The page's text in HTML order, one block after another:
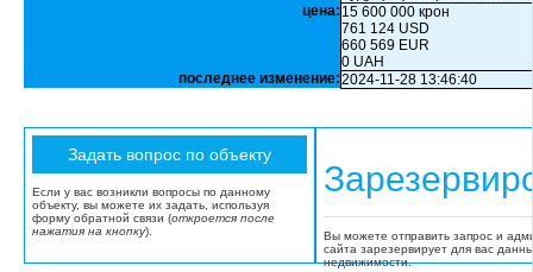
цена: 15 600 000 крон
761 124 USD
660 569 EUR
0 UAH
последнее изменение:2024-11-28 13:46:40
Если у вас возникли вопросы по данному
объекту, вы можете их задать, используя
форму обратной связи (откроется после
нажатия на кнопку).
Вы можете отправить запрос и
сайта зарезервирует для вас
недвижимости.